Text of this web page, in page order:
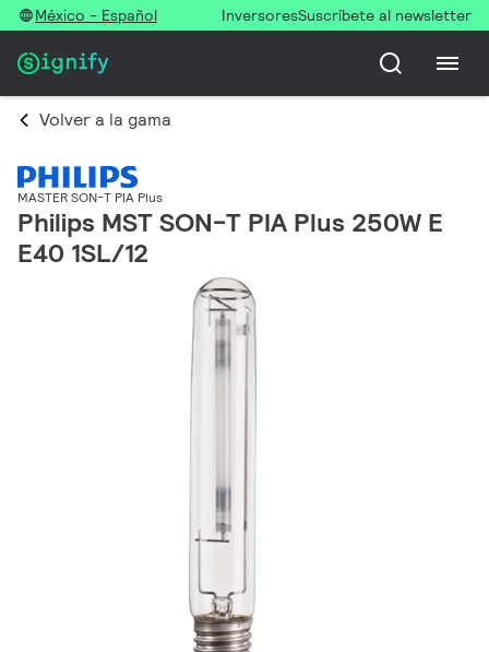
México - Español InversoresSuscríbete al newsletter
Volver a la gama
MASTER SON-T PIA Plus
Philips MST SON-T PIA Plus 250W E
E40 1SL/12